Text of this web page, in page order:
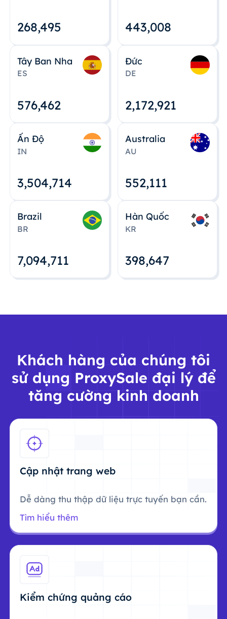
268,495 443,008
Tây Ban Nha
ES
576,463
Đức
DE
2,172,922
Ấn Độ
IN
3,504,715
Australia
AU
552,112
Brazil
BR
7,094,712
Hàn Quốc
KR
398,648
Khách hàng của chúng tôi
sử dụng ProxySale đại lý để
tăng cường kinh doanh
Cập nhật trang web
Dễ dàng thu thập dữ liệu trực tuyến bạn cần.
Tìm hiểu thêm
Kiểm chứng quảng cáo